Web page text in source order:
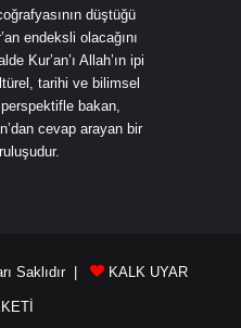
düştüğü
endeksli olacağını
Kur’an’ı Allah’ın ipi
tarihi ve bilimsel
bakan,
cevap arayan bir
Saklıdır | KALK UYAR